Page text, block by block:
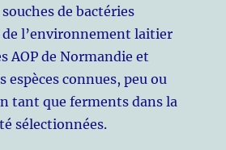
de bactéries
de l’environnement laitier
AOP de Normandie et
espèces connues, peu ou
tant que ferments dans la
sélectionnées.